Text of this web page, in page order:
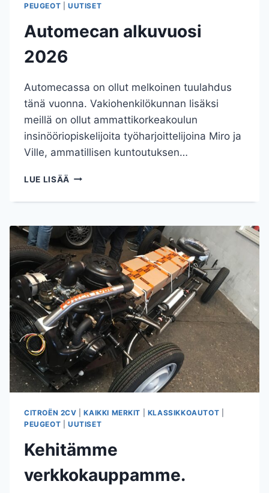
PEUGEOT
UUTISET
Automecan alkuvuosi
2026
Automecassa on ollut melkoinen tuulahdus
tänä vuonna. Vakiohenkilökunnan lisäksi
meillä on ollut ammattikorkeakoulun
insinööriopiskelijoita työharjoittelijoina Miro ja
Ville, ammatillisen kuntoutuksen…
LUE LISÄÄ AUTOMECAN
2026
CITROËN 2CV |KAIKKI MERKIT KLASSIKKOAUTOT
PEUGEOT
UUTISET
Kehitämme
verkkokauppamme.